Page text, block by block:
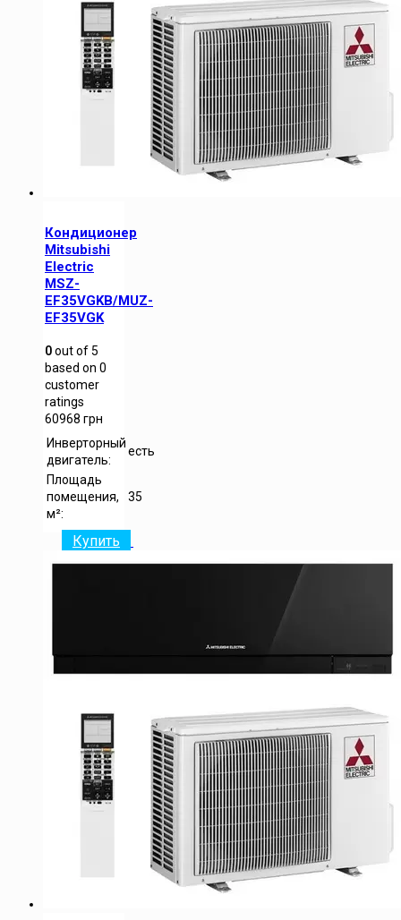
Кондиционер
Mitsubishi
Electric
MSZ-
EF35VGKB/MUZ-
EF35VGK
0out of5
based on 0
customer
ratings
60968 грн
Инверторный
двигатель:
есть
Площадь
помещения,
м²:
35
Купить